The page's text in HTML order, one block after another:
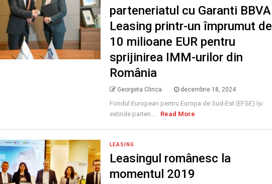
parteneriatul cu Garanti BBVA
Leasing printr-un împrumut de
10 milioane EUR pentru
sprijinirea IMM-urilor din
România
Georgeta Clinca decembrie 18, 2024
Fondul European pentru Europa de Sud-Est (EFSE) își
extinde parten ... Read More
LEASING
Leasingul românesc la
momentul 2019